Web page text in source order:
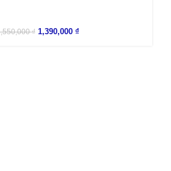
₫ 1,390,000 ₫